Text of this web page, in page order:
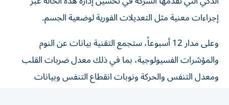
إجراءات معنية مثل التعديلات الفورية لوضعية الجسم.
وعلى مدار 12 أسبوعاً، ستجمع التقنية بيانات عن النوم
والمؤشرات الفسيولوجية، بما في ذلك معدل ضربات القلب
ومعدل التنفس والحركة ونوبات انقطاع التنفس وبيانات
وضعية الجسم أثناء النوم، وعند إطلاقها، وستربط هذه التقنية